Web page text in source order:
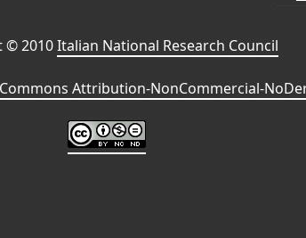
© 2010Italian National Research Council
Attribution-NonCommercial-